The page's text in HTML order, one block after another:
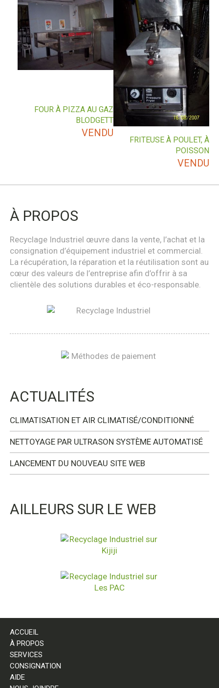
FRITEUSE À POULET, À
POISSON
VENDU
FOUR À PIZZA AU GAZ
BLODGETT
VENDU
À PROPOS
Recyclage Industriel œuvre dans la vente, l’achat et la
consignation d’équipement industriel et commercial.
La récupération, la réparation et la réutilisation sont au
cœur des valeurs de l’entreprise afin d’offrir à sa
clientèle des solutions durables et éco-responsable.
ACTUALITÉS
CLIMATISATION ET AIR CLIMATISÉ/CONDITIONNÉ
NETTOYAGE PAR ULTRASON SYSTÈME AUTOMATISÉ
LANCEMENT DU NOUVEAU SITE WEB
AILLEURS SUR LE WEB
ACCUEIL
À PROPOS
SERVICES
CONSIGNATION
AIDE